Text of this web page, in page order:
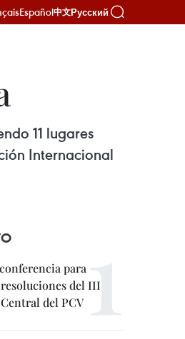
Español中文Русский
11 lugares
Internacional
para
del III
del PCV